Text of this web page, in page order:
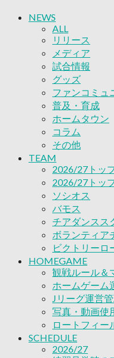
バモス
チアダンスス
ボランティア
ビクトリーロ
HOMEGAME
観戦ルール＆
ホームゲーム
Jリーグ運営管
写真・動画使
ロートフィー
SCHEDULE
2026/27
練習見学時の
TICKET
奈良クラブ明
奈良クラブ明
観戦ルール＆
FANCOMMUNITY
2026/27ファ
サポートショ
GOODS
オフィシャル
オンラインス
ACADEMY
アカデミーに
プロジェクト
コーチ&スタッ
NEWS
ALL
リリース
メディア
試合情報
グッズ
ファンコミュ
普及・育成
ホームタウン
コラム
その他
TEAM
2026/27トッ
2026/27トッ
ソシオス
バモス
チアダンスス
ボランティア
ビクトリーロ
HOMEGAME
観戦ルール＆
ホームゲーム
Jリーグ運営
写真・動画使
ロートフィー
SCHEDULE
2026/27